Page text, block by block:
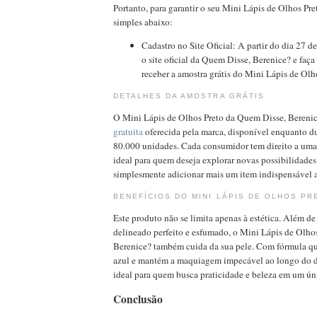
Portanto, para garantir o seu Mini Lápis de Olhos
simples abaixo:
Cadastro no Site Oficial: A partir do dia 27
o site oficial da Quem Disse, Berenice? e faça
receber a amostra grátis do Mini Lápis de
DETALHES DA AMOSTRA GRÁTIS
O Mini Lápis de Olhos Preto da Quem Disse,
gratuitaoferecida pela marca, disponível enquanto
80.000 unidades. Cada consumidor tem direito a
ideal para quem deseja explorar novas
simplesmente adicionar mais um item indispensável
BENEFÍCIOS DO MINI LÁPIS DE OLHOS
Este produto não se limita apenas à estética. Além
delineado perfeito e esfumado, o Mini Lápis de
Berenice? também cuida da sua pele. Com fórmula
azul e mantém a maquiagem impecável ao longo do
ideal para quem busca praticidade e beleza em um
Conclusão